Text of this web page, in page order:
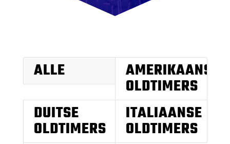
ALLE AMERIKAANSE
OLDTIMERS
DUITSE
OLDTIMERS
ITALIAANSE
OLDTIMERS